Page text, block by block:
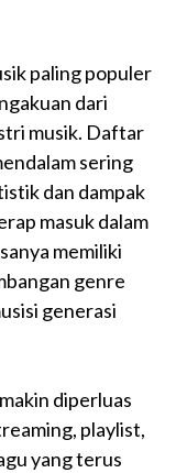
paling populer
dari
musik. Daftar
sering
dan dampak
masuk dalam
memiliki
genre
generasi
diperluas
playlist,
yang terus